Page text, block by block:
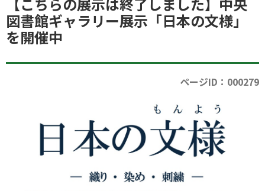
図書館ギャラリー展示「日本の文様」
を開催中
ページID：000279